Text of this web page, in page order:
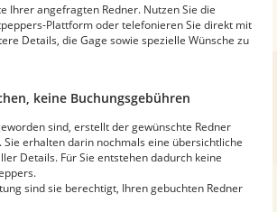
Ihrer angefragten Redner. Nutzen Sie die
Plattform oder telefonieren Sie direkt mit
Details, die Gage sowie spezielle Wünsche zu
keine Buchungsgebühren
sind, erstellt der gewünschte Redner
Sie erhalten darin nochmals eine übersichtliche
Details. Für Sie entstehen dadurch keine
sind sie berechtigt, Ihren gebuchten Redner